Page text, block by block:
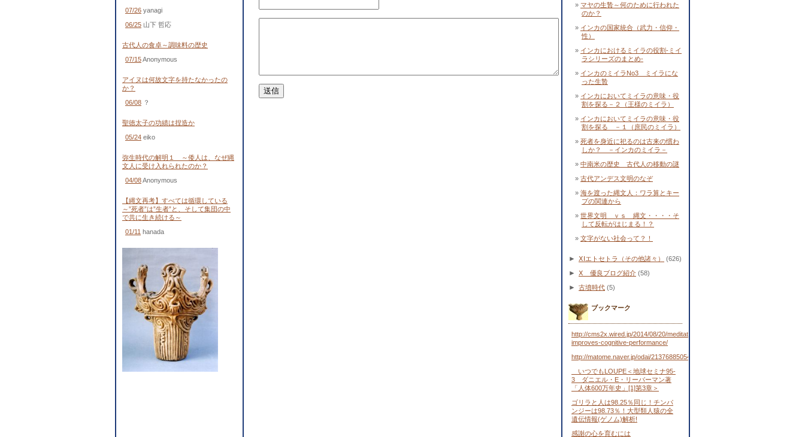
07/26 yanagi
06/25 山下 哲応
古代人の食卓～調味料の歴史
07/15Anonymous
アイヌは何故文字を持たなかったの
か？
06/08 ？
聖徳太子の功績は捏造か
05/24 eiko
弥生時代の解明１ ～倭人は、なぜ縄
文人に受け入れられたのか？
04/08Anonymous
【縄文再考】すべては循環している
～”死者”は”生者”と、そして集団の中
で共に生き続ける～
01/11 hanada
マヤの生贄～何のために行われた
のか？
インカの国家統合（武力・信仰・
性）
インカにおけるミイラの役割-ミイ
ラシリーズのまとめ-
インカのミイラNo3 ミイラにな
った生贄
インカにおいてミイラの意味・役
割を探る－２（王様のミイラ）
インカにおいてミイラの意味・役
割を探る －１（庶民のミイラ）
死者を身近に祀るのは古来の慣わ
しか？ －インカのミイラ－
中南米の歴史 古代人の移動の謎
古代アンデス文明のなぞ
海を渡った縄文人：ワラ算とキー
プの関連から
世界文明 ｖｓ 縄文・・・・そ
して反転がはじまる！？
文字がない社会って？！
► ⅩⅠエトセトラ（その他諸々） (626)
► Ⅹ 優良ブログ紹介 (58)
► 古墳時代 (5)
ブックマーク
http://cms2x.wired.jp/2014/08/20/meditation-
improves-cognitive-performance/
http://matome.naver.jp/odai/2137688505443481701
いつでもLOUPE＜地球セミナ95-
3 ダニエル・E・リーバーマン著
「人体600万年史」[1]第3章＞
ゴリラと人は98.25％同じ！チンパ
ンジーは98.73％！大型類人猿の全
遺伝情報(ゲノム)解析!
感謝の心を育むには